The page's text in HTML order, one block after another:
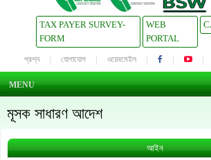
TAX PAYER SURVEY-
FORM
WEB
PORTAL
প্রশ্ন যোগাযোগ ওয়েবমেইল
MENU
মূসক সাধারণ আদেশ
আইন